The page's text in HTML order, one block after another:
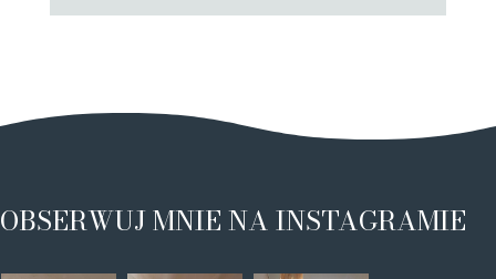
OBSERWUJ MNIE NA INSTAGRAMIE